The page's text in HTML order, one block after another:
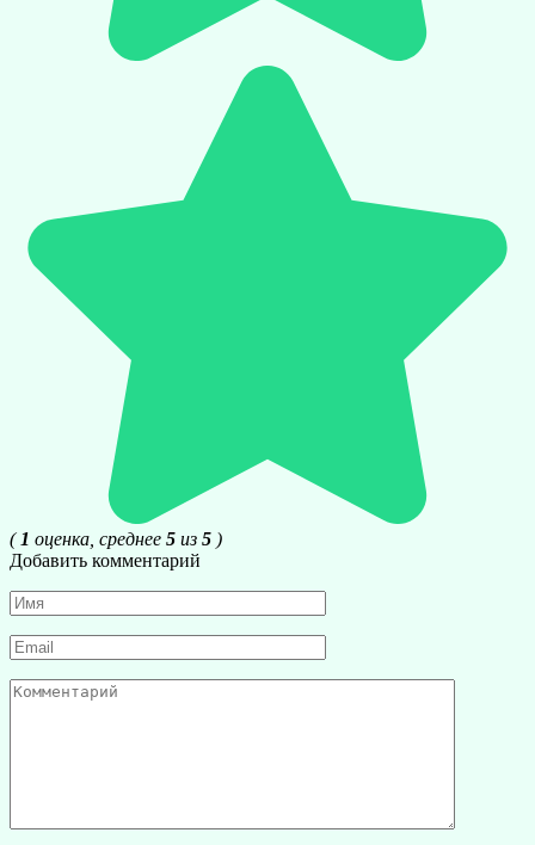
( 1 оценка, среднее 5 из 5 )
Добавить комментарий
Имя
*
Email
*
Комментарий